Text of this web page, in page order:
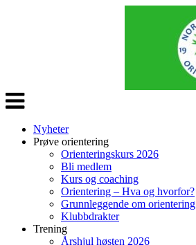
Veksle
navigasjon
Nyheter
Prøve orientering
Orienteringskurs 2026
Bli medlem
Kurs og coaching
Orientering – Hva og hvorfor?
Grunnleggende om orientering
Klubbdrakter
Trening
Årshjul høsten 2026